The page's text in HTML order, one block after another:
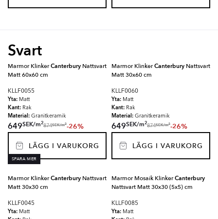
Svart
Marmor KlinkerCanterbury Nattsvart
Matt 60x60 cm
KLLF0055
Yta: Matt
Kant: Rak
Material: Granitkeramik
649SEK/m2
874SEK/m2-26%
LÄGG I VARUKORG
Marmor KlinkerCanterbury Nattsvart
Matt 30x60 cm
KLLF0060
Yta: Matt
Kant: Rak
Material: Granitkeramik
649SEK/m2
874SEK/m2-26%
LÄGG I VARUKORG
SPARA MER
Marmor KlinkerCanterbury Nattsvart
Matt 30x30 cm
KLLF0045
Yta: Matt
Marmor Mosaik KlinkerCanterbury
Nattsvart Matt 30x30 (5x5) cm
KLLF0085
Yta: Matt